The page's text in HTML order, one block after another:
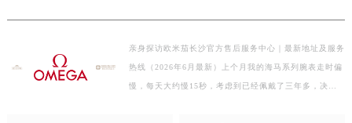
亲身探访欧米茄长沙官方售后服务中心｜最新地址及服务
热线（2026年6月最新）上个月我的海马系列腕表走时偏
慢，每天大约慢15秒，考虑到已经佩戴了三年多，决定